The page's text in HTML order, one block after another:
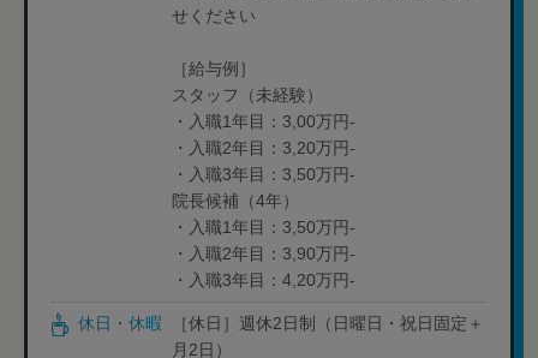
せください
［給与例］
スタッフ（未経験）
・入職1年目：3,00万円-
・入職2年目：3,20万円-
・入職3年目：3,50万円-
院長候補（4年）
・入職1年目：3,50万円-
・入職2年目：3,90万円-
・入職3年目：4,20万円-
休日・休暇
［休日］週休2日制（日曜日・祝日固定＋
月2日）